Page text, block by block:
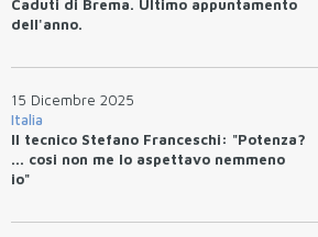
Caduti di Brema. Ultimo appuntamento
dell'anno.
15 Dicembre 2025
Italia
Il tecnico Stefano Franceschi: "Potenza?
... cosi non me lo aspettavo nemmeno
io"